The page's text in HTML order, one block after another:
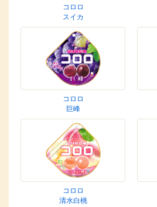
コロロ
スイカ
コロロ
巨峰
コロロ
清水白桃